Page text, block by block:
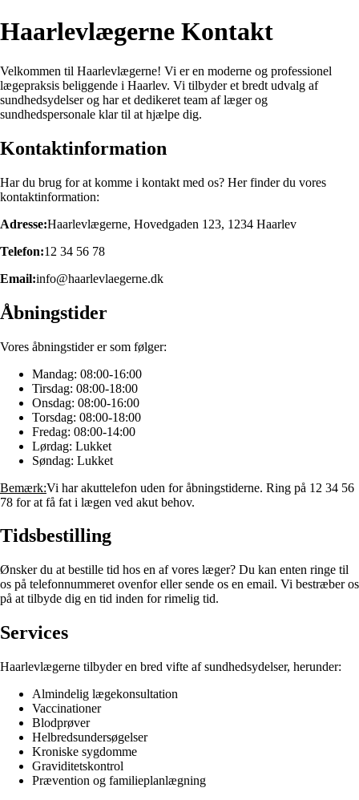
Haarlevlægerne Kontakt
Velkommen til Haarlevlægerne! Vi er en moderne og professionel
lægepraksis beliggende i Haarlev. Vi tilbyder et bredt udvalg af
sundhedsydelser og har et dedikeret team af læger og
sundhedspersonale klar til at hjælpe dig.
Kontaktinformation
Har du brug for at komme i kontakt med os? Her finder du vores
kontaktinformation:
Adresse:Haarlevlægerne, Hovedgaden 123, 1234 Haarlev
Telefon:12 34 56 78
Email:info@haarlevlaegerne.dk
Åbningstider
Vores åbningstider er som følger:
Mandag: 08:00-16:00
Tirsdag: 08:00-18:00
Onsdag: 08:00-16:00
Torsdag: 08:00-18:00
Fredag: 08:00-14:00
Lørdag: Lukket
Søndag: Lukket
Bemærk:Vi har akuttelefon uden for åbningstiderne. Ring på 12 34 56
78 for at få fat i lægen ved akut behov.
Tidsbestilling
Ønsker du at bestille tid hos en af vores læger? Du kan enten ringe til
os på telefonnummeret ovenfor eller sende os en email. Vi bestræber os
på at tilbyde dig en tid inden for rimelig tid.
Services
Haarlevlægerne tilbyder en bred vifte af sundhedsydelser, herunder:
Almindelig lægekonsultation
Vaccinationer
Blodprøver
Helbredsundersøgelser
Kroniske sygdomme
Graviditetskontrol
Prævention og familieplanlægning